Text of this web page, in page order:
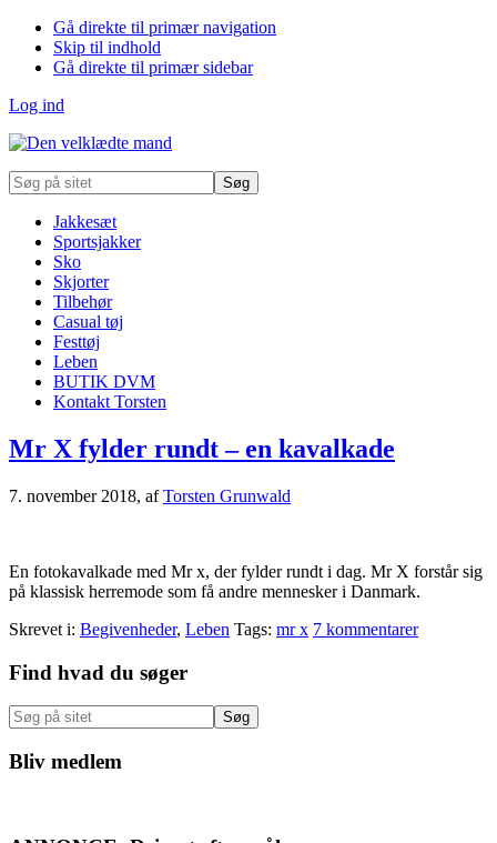
Gå direkte til primær navigation
Skip til indhold
Gå direkte til primær sidebar
Log ind
Søg
på
Jakkesæt
Sportsjakker
Sko
Skjorter
Tilbehør
Casual tøj
Festtøj
Leben
BUTIK DVM
Kontakt Torsten
Mr X fylder rundt – en kavalkade
7. november 2018, afTorsten Grunwald
En fotokavalkade med Mr x, der fylder rundt i dag. Mr X forstår sig
på klassisk herremode som få andre mennesker i Danmark.
Skrevet i: Begivenheder, Leben Tags: mr x 7 kommentarer
Primær
Sidebar
Find hvad du søger
Søg
på
sitet
Bliv medlem